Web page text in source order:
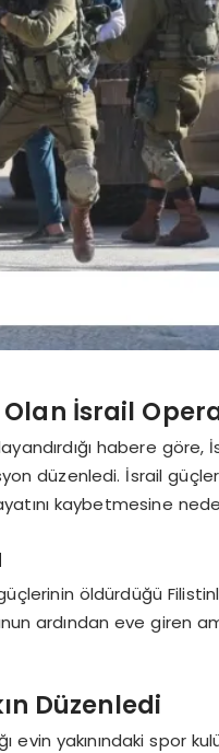
İsrail
habere göre,
düzenledi. İsrail
kaybetmesine
öldürdüğü
ardından eve giren
Düzenledi
evin yakınındaki spor